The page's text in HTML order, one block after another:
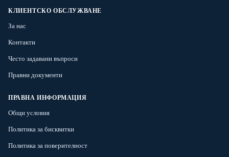
КЛИЕНТСКО ОБСЛУЖВАНЕ
За нас
Контакти
Често задавани въпроси
Правни документи
ПРАВНА ИНФОРМАЦИЯ
Общи условия
Политика за бисквитки
Политика за поверителност